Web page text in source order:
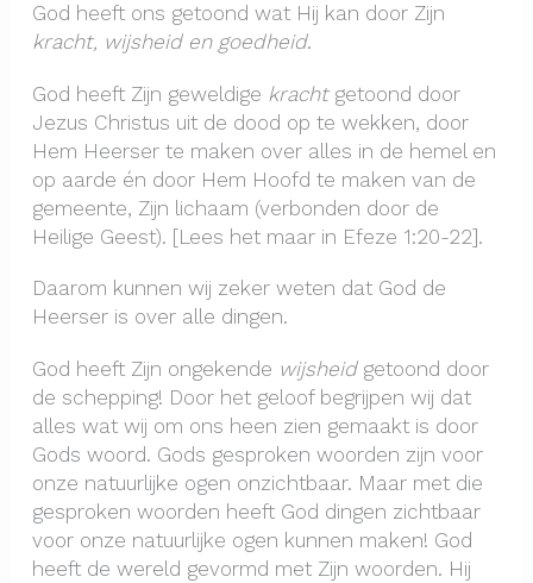
God heeft ons getoond wat Hij kan door Zijn
kracht, wijsheid en goedheid.
God heeft Zijn geweldige krachtgetoond door
Jezus Christus uit de dood op te wekken, door
Hem Heerser te maken over alles in de hemel en
op aarde én door Hem Hoofd te maken van de
gemeente, Zijn lichaam (verbonden door de
Heilige Geest). [Lees het maar in Efeze 1:20-22].
Daarom kunnen wij zeker weten dat God de
Heerser is over alle dingen.
God heeft Zijn ongekende wijsheidgetoond door
de schepping! Door het geloof begrijpen wij dat
alles wat wij om ons heen zien gemaakt is door
Gods woord. Gods gesproken woorden zijn voor
onze natuurlijke ogen onzichtbaar. Maar met die
gesproken woorden heeft God dingen zichtbaar
voor onze natuurlijke ogen kunnen maken! God
heeft de wereld gevormd met Zijn woorden. Hij